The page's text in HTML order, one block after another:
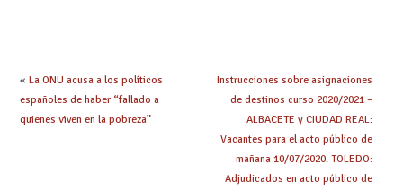
« La ONU acusa a los políticos
españoles de haber “fallado a
quienes viven en la pobreza”
Instrucciones sobre asignaciones
de destinos curso 2020/2021 –
ALBACETE y CIUDAD REAL:
Vacantes para el acto público de
mañana 10/07/2020. TOLEDO:
Adjudicados en acto público de